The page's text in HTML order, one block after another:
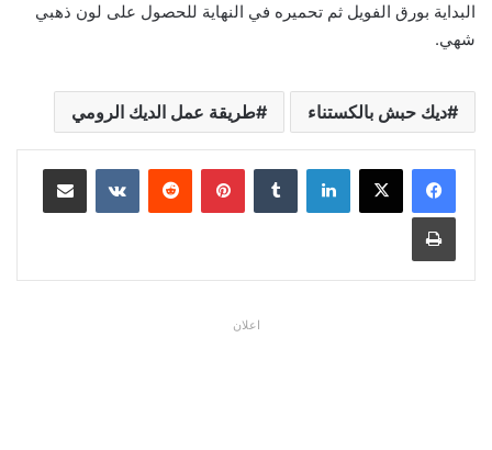
البداية بورق الفويل ثم تحميره في النهاية للحصول على لون ذهبي
شهي.
ديك حبش بالكستناء طريقة عمل الديك الرومي
لينكدإن بينتيريست مشاركة عبر البريد
طباعة
اعلان